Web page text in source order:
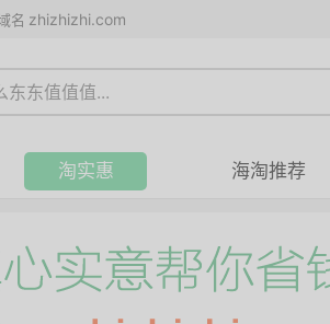
名 zhizhizhi.com
淘实惠 海淘推荐